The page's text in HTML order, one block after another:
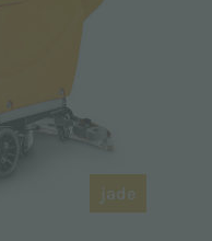
jade